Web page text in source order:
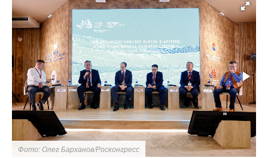
Фото: Олег Барханов/Росконгресс